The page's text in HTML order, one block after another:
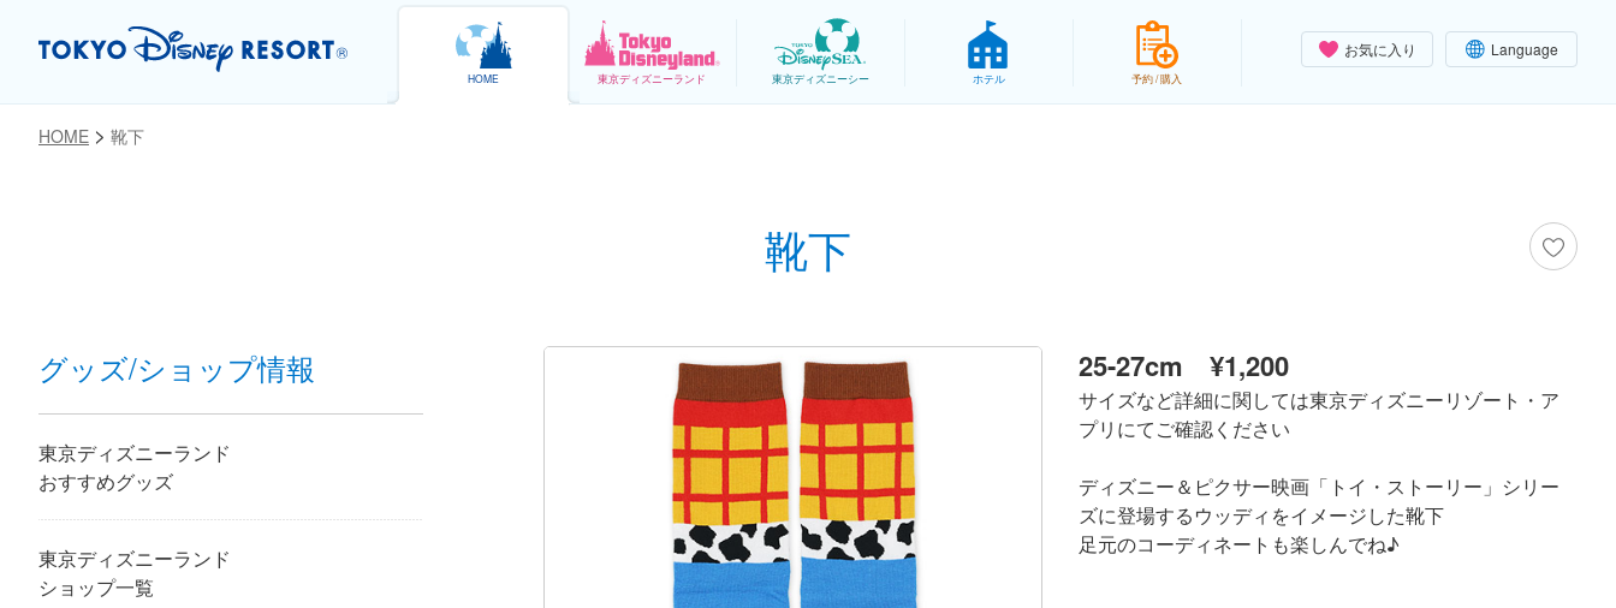
お気に入り Language
HOME 東京ディズニーランド 東京ディズニーシー ホテル 予約 / 購入
HOME 靴下
靴下
25-27cm ¥1,200
サイズなど詳細に関しては東京ディズニーリゾート・ア
プリにてご確認ください
ディズニー＆ピクサー映画「トイ・ストーリー」シリー
ズに登場するウッディをイメージした靴下
足元のコーディネートも楽しんでね♪
グッズ/ショップ情報
東京ディズニーランド
おすすめグッズ
東京ディズニーランド
ショップ一覧